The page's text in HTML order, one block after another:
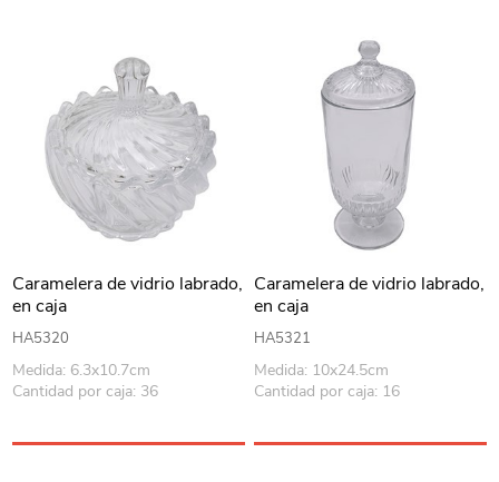
Caramelera de vidrio labrado,
en caja
HA5320
Medida: 6.3x10.7cm
Cantidad por caja: 36
Caramelera de vidrio labrado,
en caja
HA5321
Medida: 10x24.5cm
Cantidad por caja: 16